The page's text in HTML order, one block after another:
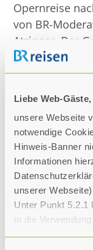
Liebe Web-Gäste,
unsere Webseite
notwendige
Hinweis-Banner
Informationen
unserer
Unter Punkt 5.2.1
in die Verwendung
Opernreise
von BR-
Atzinger. Der
der Inbegriff
Italien
Raum. Von
Fuße des
werden wir
„Teatro di San
Opernhaus
erleben wir
Kaufmann als
weiterer